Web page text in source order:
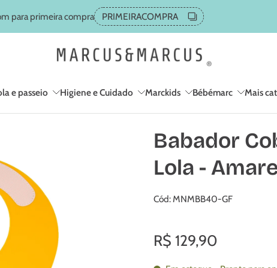
para primeira compra PRIMEIRACOMPRA
e passeio Higiene e Cuidado Marckids Bébémarc Mais
Babador
Lola -
Cód: MNMBB40-GF
R$ 129,90